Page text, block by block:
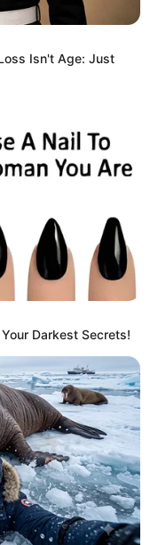
Isn't Age: Just
Darkest Secrets!